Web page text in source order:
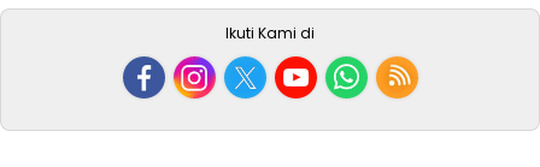
Ikuti Kami di